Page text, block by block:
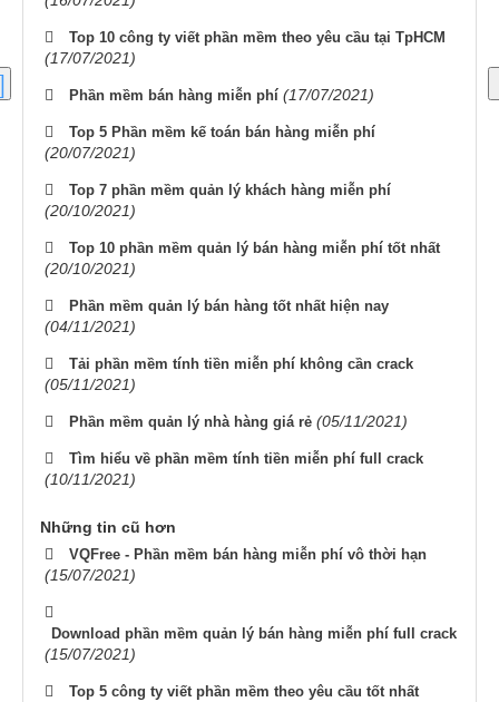
Top 10 công ty viết phần mềm theo yêu cầu tại TpHCM
(17/07/2021)
Phần mềm bán hàng miễn phí (17/07/2021)
Top 5 Phần mềm kế toán bán hàng miễn phí
(20/07/2021)
Top 7 phần mềm quản lý khách hàng miễn phí
(20/10/2021)
Top 10 phần mềm quản lý bán hàng miễn phí tốt nhất
(20/10/2021)
Phần mềm quản lý bán hàng tốt nhất hiện nay
(04/11/2021)
Tải phần mềm tính tiền miễn phí không cần crack
(05/11/2021)
Phần mềm quản lý nhà hàng giá rẻ (05/11/2021)
Tìm hiểu về phần mềm tính tiền miễn phí full crack
(10/11/2021)
Những tin cũ hơn
VQFree - Phần mềm bán hàng miễn phí vô thời hạn
(15/07/2021)
Download phần mềm quản lý bán hàng miễn phí full crack
(15/07/2021)
Top 5 công ty viết phần mềm theo yêu cầu tốt nhất